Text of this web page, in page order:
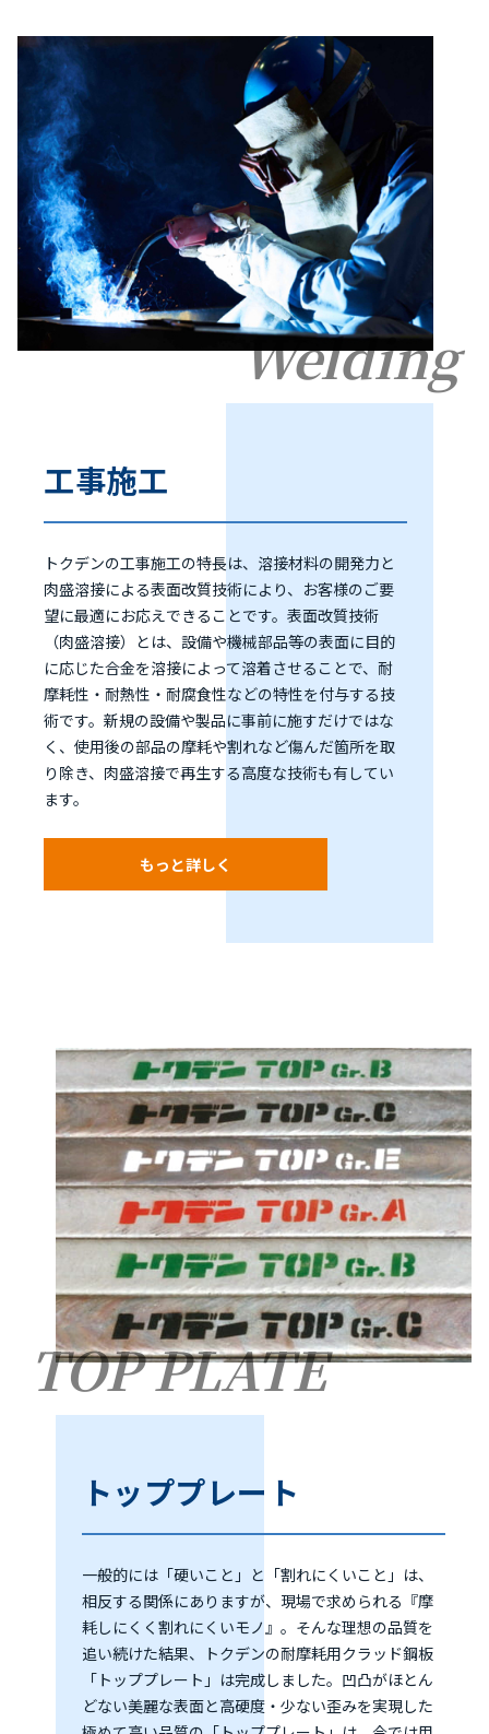
Welding
工事施工
トクデンの工事施工の特長は、溶接材料の開発力と
肉盛溶接による表面改質技術により、お客様のご要
望に最適にお応えできることです。表面改質技術
（肉盛溶接）とは、設備や機械部品等の表面に目的
に応じた合金を溶接によって溶着させることで、耐
摩耗性・耐熱性・耐腐食性などの特性を付与する技
術です。新規の設備や製品に事前に施すだけではな
く、使用後の部品の摩耗や割れなど傷んだ箇所を取
り除き、肉盛溶接で再生する高度な技術も有してい
ます。
もっと詳しく
TOP PLATE
トッププレート
一般的には「硬いこと」と「割れにくいこと」は、
相反する関係にありますが、現場で求められる『摩
耗しにくく割れにくいモノ』。そんな理想の品質を
追い続けた結果、トクデンの耐摩耗用クラッド鋼板
「トッププレート」は完成しました。凹凸がほとん
どない美麗な表面と高硬度・少ない歪みを実現した